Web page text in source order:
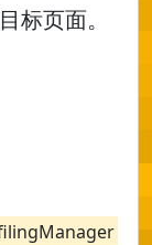
标页面。